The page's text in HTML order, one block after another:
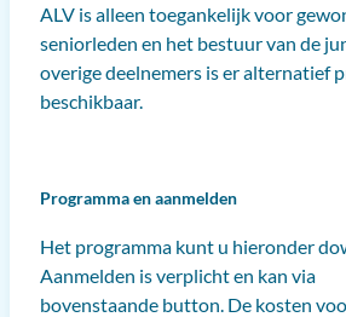
ALV is alleen toegankelijk voor
seniorleden en het bestuur van de
overige deelnemers is er alternatief
beschikbaar.
Programma en aanmelden
Het programma kunt u hieronder
Aanmelden is verplicht en kan via
bovenstaande button. De kosten